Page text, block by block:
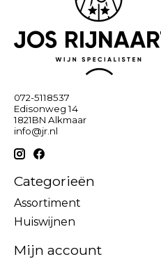
072-5118537
Edisonweg 14
1821BN Alkmaar
info@jr.nl
Categorieën
Assortiment
Huiswijnen
Mijn account